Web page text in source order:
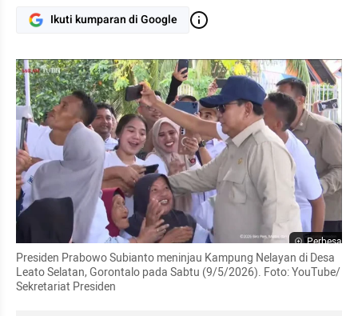
Ikuti kumparan di Google
Perbesar
Presiden Prabowo Subianto meninjau Kampung Nelayan di Desa
Leato Selatan, Gorontalo pada Sabtu (9/5/2026). Foto: YouTube/
Sekretariat Presiden